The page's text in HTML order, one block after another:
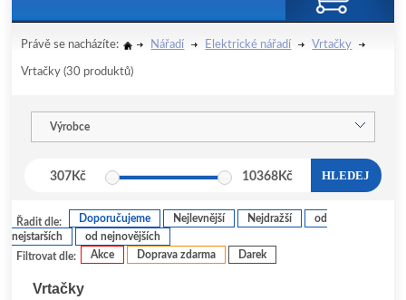
Právě se nacházíte: Nářadí Elektrické nářadí Vrtačky
Vrtačky (30 produktů)
Výrobce
307 Kč 10368 Kč HLEDEJ
Filtrovat dle: Akce Doprava zdarma Darek
Řadit dle: Doporučujeme Nejlevnější Nejdražší
od
nejstarších
od nejnovějších
Vrtačky